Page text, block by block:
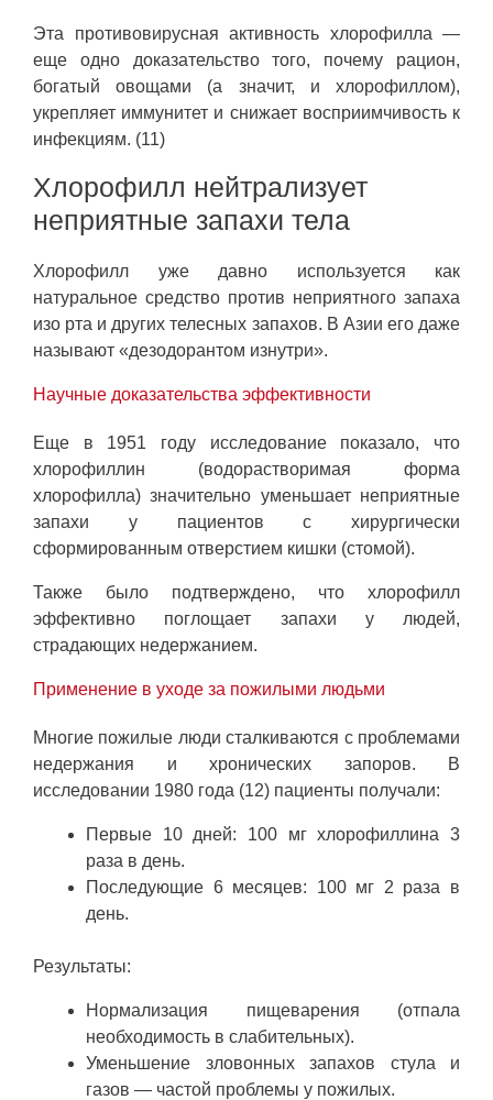
Эта противовирусная активность хлорофилла —
еще одно доказательство того, почему рацион,
богатый овощами (а значит, и хлорофиллом),
укрепляет иммунитет и снижает восприимчивость к
инфекциям. (11)
Хлорофилл нейтрализует
неприятные запахи тела
Хлорофилл уже давно используется как
натуральное средство против неприятного запаха
изо рта и других телесных запахов. В Азии его даже
называют «дезодорантом изнутри».
Научные доказательства эффективности
Еще в 1951 году исследование показало, что
хлорофиллин (водорастворимая форма
хлорофилла) значительно уменьшает неприятные
запахи у пациентов с хирургически
сформированным отверстием кишки (стомой).
Также было подтверждено, что хлорофилл
эффективно поглощает запахи у людей,
страдающих недержанием.
Применение в уходе за пожилыми людьми
Многие пожилые люди сталкиваются с проблемами
недержания и хронических запоров. В
исследовании 1980 года (12) пациенты получали:
Первые 10 дней: 100 мг хлорофиллина 3
раза в день.
Последующие 6 месяцев: 100 мг 2 раза в
день.
Результаты:
Нормализация пищеварения (отпала
необходимость в слабительных).
Уменьшение зловонных запахов стула и
газов — частой проблемы у пожилых.